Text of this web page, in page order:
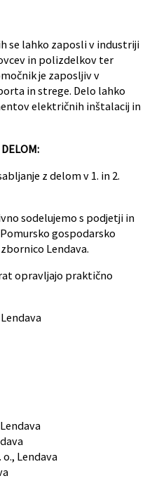
se lahko zaposli v industriji
in polizdelkov ter
je zaposljiv v
in strege. Delo lahko
električnih inštalacij in
z delom v 1. in 2.
sodelujemo s podjetji in
gospodarsko
Lendava.
opravljajo praktično
Lendava
o., Lendava